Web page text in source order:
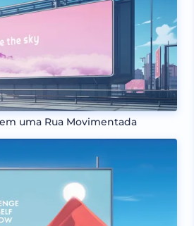
uma Rua Movimentada